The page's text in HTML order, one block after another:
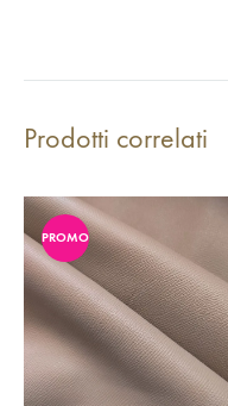
Prodotti correlati
PROMO